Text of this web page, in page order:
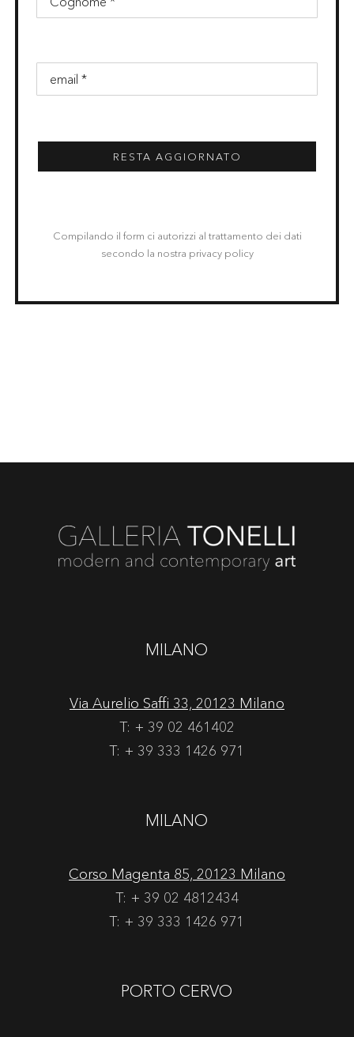
RESTA AGGIORNATO
Compilando il form ci autorizzi al trattamento dei dati
secondo la nostra privacy policy
MILANO
Via Aurelio Saffi 33, 20123 Milano
T: + 39 02 461402
T: + 39 333 1426 971
MILANO
Corso Magenta 85, 20123 Milano
T: + 39 02 4812434
T: + 39 333 1426 971
PORTO CERVO